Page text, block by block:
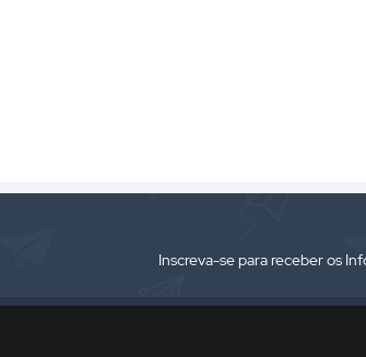
Inscreva-se para receber os